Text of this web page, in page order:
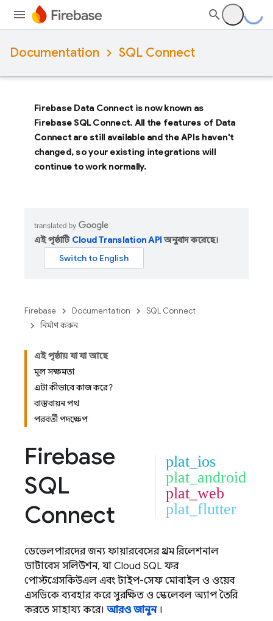
Documentation SQL Connect
Firebase Data Connectis now known as
Firebase SQL Connect. All the features of Data
Connectare still available and the APIs haven't
changed, so your existing integrations will
continue to work normally.
এই পৃষ্ঠাটি Cloud Translation APIঅনুবাদ করেছে।
Firebase Documentation
SQL Connect
নির্মাণ করুন
এই পৃষ্ঠায় যা যা আছে
মূল সক্ষমতা
এটা কীভাবে কাজ করে?
বাস্তবায়ন পথ
পরবর্তী পদক্ষেপ
Firebase
SQL
Connect
plat_ios
plat_android
plat_web
plat_flutter
ডেভেলপারদের জন্য ফায়ারবেসের প্রথম রিলেশনাল
ডাটাবেস সলিউশন, যা Cloud SQL ফর
পোস্টগ্রেসকিউএল এবং টাইপ-সেফ মোবাইল ও ওয়েব
এসডিকে ব্যবহার করে সুরক্ষিত ও স্কেলেবল অ্যাপ তৈরি
করতে সাহায্য করে। আরও জানুন।